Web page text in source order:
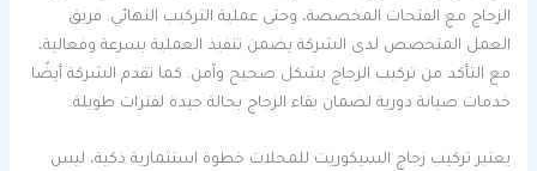
الزجاج مع الفتحات المخصصة، وحتى عملية التركيب النهائي. فريق
العمل المتخصص لدى الشركة يضمن تنفيذ العملية بسرعة وفعالية،
مع التأكد من تركيب الزجاج بشكل صحيح وآمن. كما تقدم الشركة أيضًا
خدمات صيانة دورية لضمان بقاء الزجاج بحالة جيدة لفترات طويلة.
يعتبر تركيب زجاج السيكوريت للمحلات خطوة استثمارية ذكية، ليس